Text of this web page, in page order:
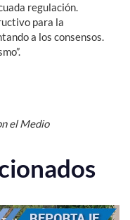
regulación.
para la
a los consensos.
el Medio